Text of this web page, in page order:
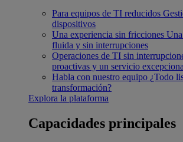
Para equipos de TI reducidos
dispositivos
Una experiencia sin fricciones
fluida y sin interrupciones
Operaciones de TI sin
proactivas y un servicio
Habla con nuestro equipo ¿Todo
transformación?
Explora la plataforma
Capacidades principales